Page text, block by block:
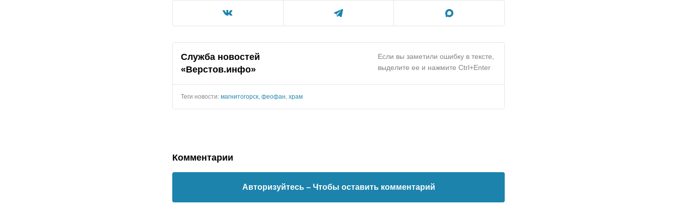
Служба новостей
«Верстов.инфо»
Если вы заметили ошибку в тексте,
выделите ее и нажмите Ctrl+Enter
Теги новости: магнитогорск феофан храм
Комментарии
Авторизуйтесь – Чтобы оставить комментарий